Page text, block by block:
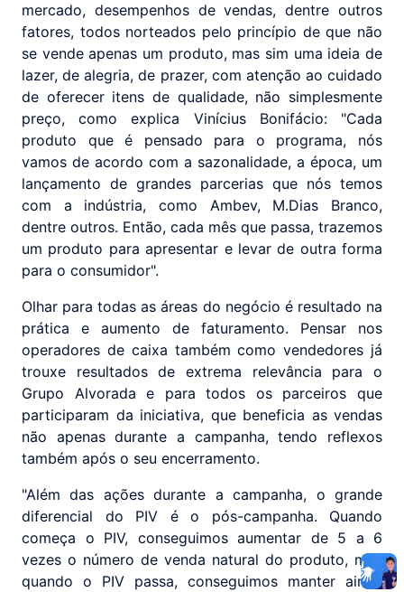
mercado, desempenhos de vendas, dentre outros
fatores, todos norteados pelo princípio de que não
se vende apenas um produto, mas sim uma ideia de
lazer, de alegria, de prazer, com atenção ao cuidado
de oferecer itens de qualidade, não simplesmente
preço, como explica Vinícius Bonifácio: "Cada
produto que é pensado para o programa, nós
vamos de acordo com a sazonalidade, a época, um
lançamento de grandes parcerias que nós temos
com a indústria, como Ambev, M.Dias Branco,
dentre outros. Então, cada mês que passa, trazemos
um produto para apresentar e levar de outra forma
para o consumidor".
Olhar para todas as áreas do negócio é resultado na
prática e aumento de faturamento. Pensar nos
operadores de caixa também como vendedores já
trouxe resultados de extrema relevância para o
Grupo Alvorada e para todos os parceiros que
participaram da iniciativa, que beneficia as vendas
não apenas durante a campanha, tendo reflexos
também após o seu encerramento.
"Além das ações durante a campanha, o grande
diferencial do PIV é o pós-campanha. Quando
começa o PIV, conseguimos aumentar de 5 a 6
vezes o número de venda natural do produto, mas
quando o PIV passa, conseguimos manter ainda